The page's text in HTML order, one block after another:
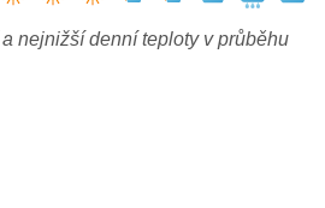
nejnižší denní teploty v průběhu